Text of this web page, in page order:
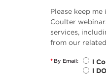
Please keep
Coulter
services,
from our
* By Email:
I
I